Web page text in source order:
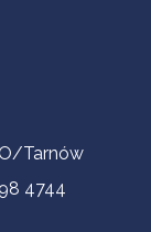
O/Tarnów
4744